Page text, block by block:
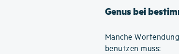
Genus bei
Manche
benutzen muss: